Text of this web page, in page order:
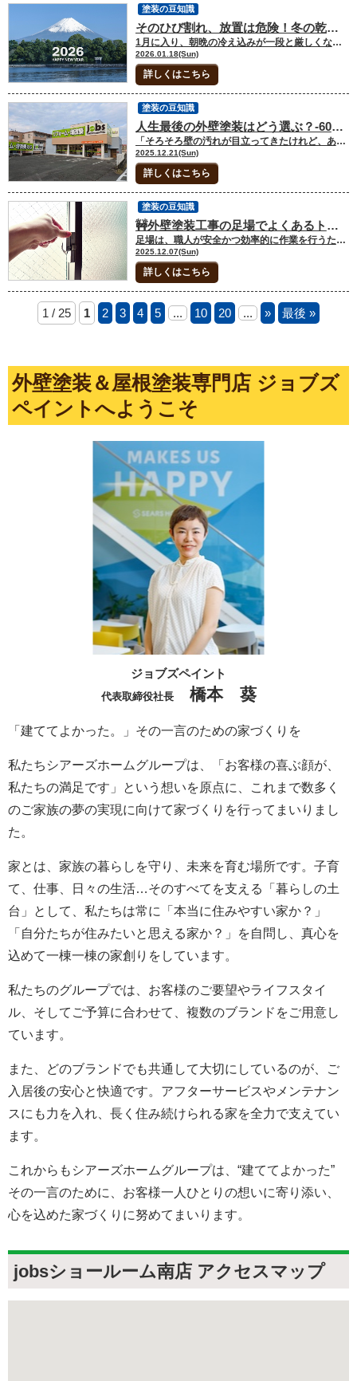
そのひび割れ、放置は危険！冬の乾燥と凍害が外壁に与えるダメージ
1月に入り、朝晩の冷え込みが一段と厳しくなってきましたね。皆さま、体調などは崩されていませんか？「朝、布団から出るのが毎日格闘です」という方も多いのではないでしょうか。 実は、この寒い冬。私たちの体だけでなく、毎日家を守ってくれている「外壁」にとっても、一年で最も過酷な季節だということをご存知ですか？ 1.外壁だって「乾燥肌」になる？ 冬になると、お肌の乾燥が気になりますよね。リップクリームやハンドクリームが手放せないという方も多いはず。 実は、外壁も同じなんです。冬の乾燥した空気と、容赦なく吹き付ける北風。これによって外壁の表面を守っている「塗膜（とまく）」というバリアが、少しずつ柔軟性を失っていきます。 するとどうなるか。 「パキッ」と小さなひび割れ（ヘアクラック）が発生しやすくなるんです。 「なんだ、髪の毛くらいの細いヒビか。放っておいても大丈夫でしょ？」 ……と思ったあなた。 実はその油断が、数年後の「数百万円の修繕費」への入り口かもしれません。 2.冬の怪奇現象！？恐怖の「凍害」とは 冬のひび割れがなぜ怖いのか。その最大の理由は、冬にしか起こらない「凍害（とうがい）」という現象にあります。 これは、一言で言うと「外壁が内側から爆発する現象」です。 外壁の隙間で何が起きているのか？ 仕組みはとってもシンプルです。 昼： 雪解け水や結露が、外壁の小さなひび割れから中に染み込む。 夜： 気温が氷点下になり、中に入った水が凍る。 深夜： 水は凍ると、体積が約9%膨らみます！（冷凍庫にビール瓶を入れると割れる、アレと同じです） 結果： 内側から押し広げられた外壁材が、耐えきれずに「ボロッ」と剥がれ落ちる。 これが「凍害」です。 お肌のひび割れならクリームで治りますが、外壁が内側から壊れてしまうと、もう塗装だけでは直せません。サイディングボードの張り替えなど、大掛かりな工事が必要になってしまうんです。 3. あなたの家は大丈夫？冬のセルフチェック 「うちは大丈夫かな……」と不安になった方のために、今すぐ庭に出て確認できるチェックポイントをまとめました💡 窓の四隅をチェック！ 窓サッシの角は、家の中で最も負担がかかりやすく、ひび割れが出やすい場所です。ここに斜めのヒビが入っていたら、水の侵入サインです。 北側の壁をチェック！ 日の当たらない北側は、一度入った水分が乾きにくく、凍害のリスクが一番高い「要注意ゾーン」です。 「チョーキング」はありませんか？ 壁を触った時に、手に白い粉がつく現象です。これは「壁の防水バリアが切れたよ！」という末期症状。水が吸い込み放題の状態です。 もし一つでも当てはまるなら、その壁は今、冬の寒さと必死に戦ってボロボロになっている最中かもしれません。 4. なぜ「今」点検するのが正解なのか？ 「冬は寒いし、暖かくなってから考えればいいや」 そう思う気持ち、よくわかります。でも、塗装のプロとしてあえて言わせてください。 冬のダメージを放置して春を迎えるのは、傷口を開いたまま泥沼を歩くようなものです。 春は雨が多くなる季節（菜種梅雨など）。冬の間に凍害で広がった隙間に、春の長雨が入り込むと、お家の柱や土台を腐らせる原因になります。 今のうちに専門家に診てもらい、春のベストシーズンに施工できるよう計画を立てる。これが、一番賢く、一番安くお家を守るコツなんです。 5. まとめ：お家にも「冬のメンテナンス」を 外壁のひび割れは、お家があなたに送っている「助けて！」のサインです。 冬の乾燥と凍害は、私たちが思っている以上に家の寿命を削ります。「まだ大丈夫」という過信が、一番の大敵。 「うちのヒビ、これって凍害かな？」 「とりあえず見てほしいんだけど……」 そんな気軽なご相談でも構いません！私たちは、地域密着の外壁塗装専門店として、皆さまの大切なマイホームを冬の寒さから守るお手伝いをしています。 大きなトラブルになる前に、まずはプロの目でお家の「健康診断」をしてみませんか？ 熊本で塗装をお考えされていらっしゃる方は、弊社でもご提案ができますのでぜひお問い合わせください！ 熊本県内の屋根・外壁のご相談はジョブズペイントへ！ シアーズホームの住宅リフォーム専門店jobsペイントは、熊本市内に２か所のショールームを完備しています。屋根・外壁に関してのご相談がありましたら、是非ご来場ください。ショールームの予約はこちらをクリック！メールでのご相談・お問い合わせも受け付けております。ホームページでのお問い合わせはコチラをクリック！HPでは豊富なリフォーム施工事例を紹介しています。屋根塗装・外壁塗装の施工事例をご覧になりたい方はコチラをクリック！お電話でも、ご相談や見積依頼、ご不明点をお伺いできますので、お気軽にご連絡下さい。ショールーム電話番号：0120-370-225 【このような記事も読まれています】外壁塗装・屋根塗装の相見積もりは何社が良い？ 外壁塗装を考えた時に相見積もりをしようか検討される方が多いです。こちらの記事では外壁塗装・屋根塗装の相見積もりについて何社が良いのかや依頼する際のポイント等を解説しています。外壁塗装や屋根塗装をご検討中の方には待ったなしの内容ですので、ぜひご参考にしていただけると幸いです！ 【このような記事も読まれています】外壁塗装の見積もりの注意点ってあるの？ 外壁塗装の見積もりを取る際に、事前に知っておいた方が良いことがあれば、おさえておきたいですよね。こちらの記事では、塗装の見積もりでおさえておきたいポイントと見積書を見るポイントについて解説しています。外壁塗装を検討中の方は、ぜひご一読ください！
2026.01.18(Sun)
詳しくはこちら
塗装の豆知識
人生最後の外壁塗装はどう選ぶ？-60代からの後悔しないすまいのメンテナンス計画
「そろそろ壁の汚れが目立ってきたけれど、あと何年この家に住むだろう？」 外壁塗装を検討される際、多くのお客様がこのように「これからの人生設計」と照らし合わせて悩まれます。実は、私たちがご相談を受ける中で最も多いボリューム層は60代のお客様です。定年退職を迎え、これからのセカンドライフを豊かに過ごそうと考える時期。このタイミングでの塗装は、単なる修繕ではなく**「人生最後の大きなメンテナンス」**としての意味合いが強くなります。今回は、生涯スケジュールから考える賢い塗装プランの立て方についてお話しします。 目次 1.60代が「最後の塗装」に選ばれる理由2.期待対応年数を最優先する賢い選択3.性能がもたらす老後の快適性！4.業者選びは「住まいの主治医」選び5.まとめ 1.60代が「最後の塗装」に選ばれる理由 住宅の寿命を30年〜50年、あるいはそれ以上と仮定すると、10〜15年周期で行う外壁塗装は人生で数回訪れます。 1回目（30代〜40代）： 住宅ローンや教育費を優先し、コストパフォーマンス重視。 2回目（45代〜55代）： 劣化が目立ち始め、美観と機能を維持するための標準的な工事。 3回目（60代〜）： これから先、何度も足場を組む負担（金銭的・精神的）を減らしたい。 60代で塗装を行うお客様の多くは、**「80代、90代になってから、また業者選びや工事の片付けに追われたくない」**とおっしゃいます。体力も気力もある今のうちに、住まいの不安をゼロにしておきたいという切実な願いがあるのです。 2.期待対応年数を最優先する賢い選択 「人生最後の塗装」にするためには、塗料選びの基準が変わります。 一般的なシリコン塗料の寿命は10年〜12年程度です。これでは75歳を過ぎた頃に、再び「どうしようか」と悩む時期が来てしまいます。そのため、60代のお客様には**「20年以上の耐用年数」を持つ高機能塗料**が圧倒的に選ばれています。 なぜ「少し高い塗料」の方がお得なのか？ 例えば、15年後に再度塗装が必要になる安い塗料と、25年持つの高耐久塗料を比較してみましょう。 安い塗料： 工事費は抑えられるが、15年後に再び「足場代（約20〜30万円）」と「人件費」が発生する。 高耐久塗料： 初期費用は2〜3割増えるが、将来の足場代1回分が丸ごと浮く計算になる。 生涯コスト（ライフサイクルコスト）で見ると、高耐久な無機塗料やフッ素塗料を選ぶ方が、結果として家計に優しく、何より**「将来の自分に面倒を残さない」**という最大の安心感に繋がります。 3.性能がもたらす老後の快適性！ また、60代からの塗装は「家を守る」だけでなく「暮らしを楽にする」視点も重要です。 低汚染性（セルフクリーニング機能）： 「高いところの掃除が難しくなるから、雨で汚れが落ちる塗料がいい」というご要望は非常に多いです。 遮熱・断熱性能： 年齢を重ねるごとに、夏の熱中症リスクや冬のヒートショックへの対策は重要になります。屋根や外壁に遮熱・断熱機能を持たせることで、光熱費を抑えつつ、健康的な室内環境を保つことができます。 雨漏りを止める事ができても、雨染みが出来た天井や壁は見た目が悪いかと思います。壁の状態によっても変わりますが、下地の木がカビ生えている場合もあり健康によくありません。そのため雨漏り修理を行い、雨漏りが止まったら、内装工事をすることをおすすめします。 ただ雨漏り修理と一緒に内装工事を行うのはおすすめしません。壁の中の水分は、時間とともに乾燥していきます。雨漏り修理後、壁内の水分が乾燥した後に工事を行った方が、仕上がりがきれいになります。 4.業者選びは「お住まいの主治医」選び 「最後の塗装」を任せる業者は、単に塗るのが上手いだけでなく、10年、20年先までその家を見守ってくれるかどうかで選んでください。 私たちは、工事が終わってからが本当のお付き合いの始まりだと考えています。定期点検を通じて、「あそこに頼んでおいたから、老後は安心だね」とご夫婦で笑い合っていただける。そんな未来を作るお手伝いをすることが、私たちの使命です。 5.まとめ 住まいは、あなたとご家族の歴史を刻む場所です。 「あと何回、塗装をしなければならないか？」というストレスから解放され、安心して過ごせる住環境を整える。そのための投資として、60代での「高品質な塗装」は非常に理にかなった選択と言えます。 もし、ご自身のライフプランの中で「いつ、どのような工事をするのがベストか」迷われたら、ぜひ一度ご相談ください。今の建物の状態と、これからの人生設計に合わせた、あなただけの「最適解」を一緒に考えましょう。 熊本県内の屋根・外壁のご相談はジョブズペイントへ！ シアーズホームの住宅リフォーム専門店jobsペイントは、熊本市内に２か所のショールームを完備しています。屋根・外壁に関してのご相談がありましたら、是非ご来場ください。ショールームの予約はこちらをクリック！メールでのご相談・お問い合わせも受け付けております。ホームページでのお問い合わせはコチラをクリック！HPでは豊富なリフォーム施工事例を紹介しています。屋根塗装・外壁塗装の施工事例をご覧になりたい方はコチラをクリック！お電話でも、ご相談や見積依頼、ご不明点をお伺いできますので、お気軽にご連絡下さい。ショールーム電話番号：0120-370-225 【このような記事も読まれています】外壁から雨漏りしたら行うこと！修理費用もご紹介 外壁から雨漏りをしていた時は、すぐに業者に連絡をされるかと思いますが、業者はすぐにご自宅に伺うことができない場合があります。そこでこちらの記事では、外壁の雨漏り発生したら行うことや修理費用はどれくらいなのかについて解説しています。外壁の雨漏りにお悩みの方は、ぜひご一読ください！ 【このような記事も読まれています】外壁塗装の保証の範囲は？雨漏りも対象になるの？ 外壁を塗装する際に、保証は重要なポイントになるかと思います。そこでこちらの記事では、塗装の保証の内容と適用される条件、雨漏りで保証はされないのかについて解説いたします。一読いただくだけで、外壁塗装の保証について知ることができますのでぜひご参考ください！
2025.12.21(Sun)
詳しくはこちら
塗装の豆知識
🚧外壁塗装工事の足場でよくあるトラブルと重要な注意点
足場は、職人が安全かつ効率的に作業を行うための命綱であり、設置から解体まで、その取り扱い一つで工事全体の安全や、ご近所様との関係、さらには予期せぬトラブルにつながる可能性があります。今回は、外壁塗装工事でよくある足場にまつわるトラブル事例と、それを未然に防ぐために覚えておくべき重要な注意点を詳しく説明します。目次1.家族の安全と防犯に関するトラブル・心配ごと2.ご近所との関係に影響するトラブル3.日常生活への影響と対策4.まとめ 1.家族の安全と防犯に関するトラブル・心配ごと 毎日の生活で気になる「防犯」の不安 足場は、普段は手の届かない2階のベランダや窓まで、誰でも簡単に上がれてしまう「外部からの階段」になってしまいます。これが最大の防犯上のリスクです。 □事例： 足場を利用した空き巣被害。 ・2階の窓の鍵のかけ忘れや、ベランダからの侵入。・作業員を装った不審者が、足場を使って家に近づいてくる。 □施主（主婦）の対策 徹底した施錠と視線: 2階の窓やベランダへの出入り口は、普段以上に二重ロックや補助錠を活用し、施錠を徹底します。 貴重品の管理: 1階だけでなく、2階にも現金や貴金属など、盗まれやすいものを置かないように意識して移動させましょう。 防犯対策の確認: 業者に、足場に防犯ネット（人や物の侵入を防ぐ）や、夜間の足場昇降口のチェーンロックをかけてもらうよう依頼しましょう。 2.ご近所との関係に影響するトラブル 外壁塗装工事で最も気を遣うのが、ご近所様への配慮です。特に足場の組み立てや解体は、大きな音や振動が発生します。 騒音・振動による苦情 朝から夕方まで続く、金属同士がぶつかり合う「ガシャンガシャン」という音や、トラックのエンジン音は、ご近所にとっては大きなストレスです。 □事例 ・早朝（8時前）や夕方遅く（18時以降）に作業を始めたり終えたりして、静かな時間を邪魔してしまう。・隣家の赤ちゃんのお昼寝や、在宅勤務の方の会議中に大きな音を出してしまう。 □施主の対策 ・丁寧な事前挨拶: 工事開始の1週間前までに、ご近所へ施主自身が挨拶に伺います。業者任せにせず、「ご迷惑をおかけしますが」と一言添えるだけで、印象は大きく変わります。・作業時間の周知徹底: 業者の標準作業時間（例：9時～17時）を明確に伝え、その時間外は作業しないよう、業者にも強くお願いしましょう。 敷地や所有物への影響（越境・破損） お庭が隣接している場合、足場の一部が隣の敷地に少しだけ入ってしまったり、植木を傷つけてしまったりするトラブルは少なくありません。 □事例 ・隣家との境界線ギリギリに足場を組んだため、隣家の外壁や室外機に接触しそうになる。・足場設置の邪魔になるとして、業者が施主や隣家の植木を無断で剪定・伐採してしまう。 □施主の対策 ・隣地への立ち入り許可: 越境が避けられない場合は、施主自身が隣人から口頭だけでなく書面で許可をもらいましょう。・業者への伝達: 隣家の敷地や植木、設備には絶対に触れないよう、業者に強く指示し、特に注意が必要な場所を事前に共有しておきましょう。 3.日常生活への影響と対策 足場と飛散防止ネットで家全体が覆われると、普段の生活にも影響が出ます 洗濯物と窓の開閉 これが主婦の皆さんが最も気になる点かもしれません。塗装工事中は、塗料の臭いや飛び散り（飛散）を防ぐため、洗濯物を外に干すことが基本的にできません。 □事例 ・ネットが張ってあっても、風で舞った塗料の微粒子が洗濯物についてしまう。・窓が開けられず、室内の換気ができず、塗料の臭いがこもってしまう。 □施主の対策 ・室内干しへの切り替え: 工事期間中（約2週間～1ヶ月）は、室内干しを基本とします。浴室乾燥機や除湿機をフル活用しましょう。・換気タイムの確認: 窓が開けられない日や時間帯（塗装作業中）を業者に確認し、作業終了後や乾燥時間を利用して、短い時間でも必ず換気をする習慣をつけましょう。 車や自転車への塗料の飛び散り ご自宅や隣家の車、自転車に、目に見えない塗料の微粒子が付着してしまうリスクがあります。 □事例 ネットが風でめくれたり、作業の隙間から、塗料が車に点々と付着する。 □施主の対策 ・可能な限りの移動: 塗料が付くリスクをゼロにするため、自家用車は敷地外の駐車場へ移動させるのが一番安全です。・養生の徹底: 移動が難しい場合は、業者に車全体を覆う専用の養生シートで厳重に保護してもらいましょう。自転車などもシートで覆ってもらいましょう。 まとめ トラブルを避け、安心して工事期間を過ごすには、「事前準備」と「業者との連携」が何よりも大切です。不安なことは、すべて担当に質問して解決してください。信頼できる業者と連携を取り、細やかな心遣いを忘れずに準備を進めることが、成功する外壁塗装工事の鍵となります。 熊本で塗装をお考えの方は、ジョブズペイントでもご提案ができますので、ぜひお問い合わせください！ 熊本県内の屋根・外壁のご相談はジョブズペイントへ！ シアーズホームの住宅リフォーム専門店jobsペイントは、熊本市内に２か所のショールームを完備しています。屋根・外壁に関してのご相談がありましたら、是非ご来場ください。ショールームの予約はこちらをクリック！メールでのご相談・お問い合わせも受け付けております。ホームページでのお問い合わせはコチラをクリック！HPでは豊富なリフォーム施工事例を紹介しています。屋根塗装・外壁塗装の施工事例をご覧になりたい方はコチラをクリック！お電話でも、ご相談や見積依頼、ご不明点をお伺いできますので、お気軽にご連絡下さい。ショールーム電話番号：0120-370-225 【このような記事も読まれています】外壁塗装は築何年でするべき？ 外壁は築年数が経つと色があせてきたりカビやコケが生えてきたりして気になりますよね。ただまだ大丈夫からだとそのままにしていると、外壁からの雨漏りの原因になりますので、適切な時期に塗装が必要です。そこでこちらの記事では、外壁塗装は築何年でするべきなのかについて解説をしています。塗装を迷っていらっしゃる方は、参考にしていただけると幸いです！
2025.12.07(Sun)
詳しくはこちら
塗装の豆知識
1 / 25 1 2 3 4 5 ... 10 20 ... » 最後 »
外壁塗装＆屋根塗装専門店 ジョブズ
ペイントへようこそ
ジョブズペイント
代表取締役社長 橋本 葵
「建ててよかった。」その一言のための家づくりを
私たちシアーズホームグループは、「お客様の喜ぶ顔が、
私たちの満足です」という想いを原点に、これまで数多く
のご家族の夢の実現に向けて家づくりを行ってまいりまし
た。
家とは、家族の暮らしを守り、未来を育む場所です。子育
て、仕事、日々の生活…そのすべてを支える「暮らしの土
台」として、私たちは常に「本当に住みやすい家か？」
「自分たちが住みたいと思える家か？」を自問し、真心を
込めて一棟一棟の家創りをしています。
私たちのグループでは、お客様のご要望やライフスタイ
ル、そしてご予算に合わせて、複数のブランドをご用意し
ています。
また、どのブランドでも共通して大切にしているのが、ご
入居後の安心と快適です。アフターサービスやメンテナン
スにも力を入れ、長く住み続けられる家を全力で支えてい
ます。
これからもシアーズホームグループは、“建ててよかった”
その一言のために、お客様一人ひとりの想いに寄り添い、
心を込めた家づくりに努めてまいります。
jobsショールーム南店 アクセスマップ